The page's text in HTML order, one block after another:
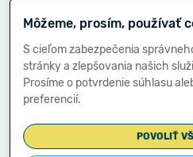
Faxové číslo:
-
E-mailová adresa:
-
Zostavená dňa:
Môžeme, prosím, používať
S cieľom zabezpečenia
stránky a zlepšovania našich
Prosíme o potvrdenie súhlasu
preferencií.
POVOLIŤ